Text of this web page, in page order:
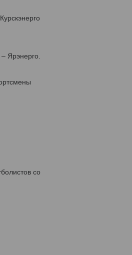
Ярэнерго.
со